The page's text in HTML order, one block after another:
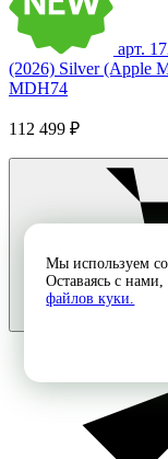
арт.
(2026) Silver (Apple
MDH74
112 499 ₽
Мы используем
Оставаясь с
файлов куки.